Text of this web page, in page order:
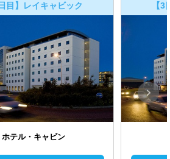
日目】レイキャビック
ホテル・キャビン
【